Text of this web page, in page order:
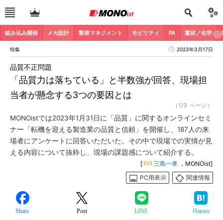
組み込み開発 メカ設計 製造マネジメント モビリティ FA 素材／化学
特集 2023年3月17日
「品質力は落ちている」と半数強が回答、現場担
当者が懸念する3つの要因とは
品質不正問題
（1/3 ページ）
MONOistでは2023年1月31日に「品質」に関するオンラインセミ
ナー「転機を迎える製造業の品質と信頼」を開催し、187人の来
場者にアンケートに回答いただいた。その中で現場での実情が見
える内容について抜粋し、現場の課題感について紹介する。
[ 三島一孝 ，MONOist]
PC用表示
関連情報
Share Post LINE Hatena